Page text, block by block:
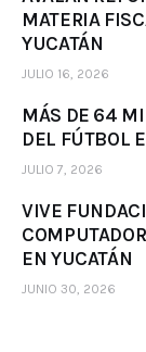
MATERIA
YUCATÁN
JULIO 16, 2026
MÁS DE 64
DEL FÚTBOL
JULIO 7, 2026
VIVE
EN YUCATÁN
JUNIO 30, 2026